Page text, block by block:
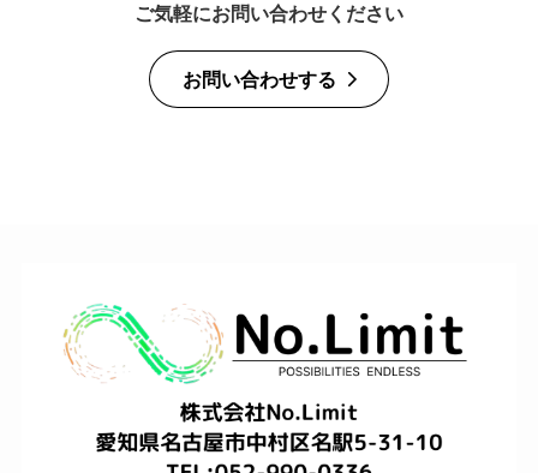
ご気軽にお問い合わせください
お問い合わせする